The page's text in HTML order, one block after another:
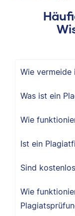
Wie vermeide
Was ist ein
Wie
Ist ein
Sind
Wie